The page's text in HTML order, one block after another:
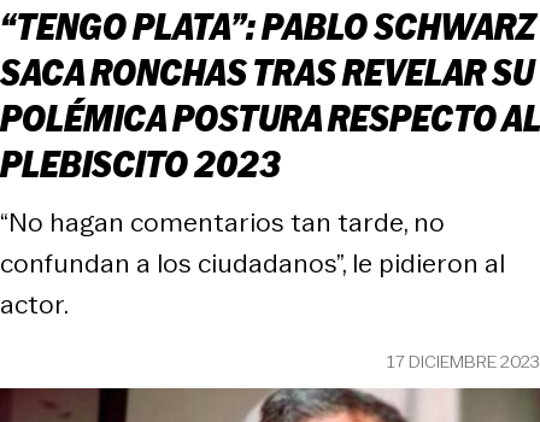
“TENGO PLATA”: PABLO SCHWARZ
SACA RONCHAS TRAS REVELAR SU
POLÉMICA POSTURA RESPECTO AL
PLEBISCITO 2023
“No hagan comentarios tan tarde, no
confundan a los ciudadanos”, le pidieron al
actor.
17 DICIEMBRE 2023